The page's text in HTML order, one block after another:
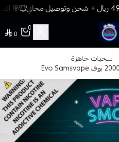
🎯
فيب المدينة
0
0
سحبات جاهزة